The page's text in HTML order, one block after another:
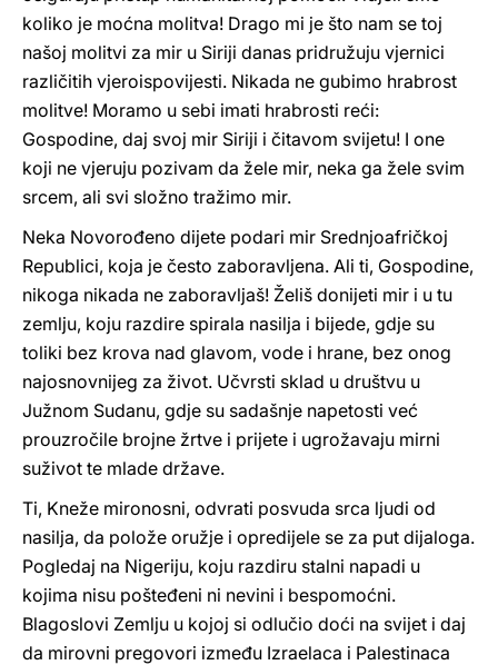
koliko je moćna molitva! Drago mi je što nam se toj
našoj molitvi za mir u Siriji danas pridružuju vjernici
različitih vjeroispovijesti. Nikada ne gubimo hrabrost
molitve! Moramo u sebi imati hrabrosti reći:
Gospodine, daj svoj mir Siriji i čitavom svijetu! I one
koji ne vjeruju pozivam da žele mir, neka ga žele svim
srcem, ali svi složno tražimo mir.
Neka Novorođeno dijete podari mir Srednjoafričkoj
Republici, koja je često zaboravljena. Ali ti, Gospodine,
nikoga nikada ne zaboravljaš! Želiš donijeti mir i u tu
zemlju, koju razdire spirala nasilja i bijede, gdje su
toliki bez krova nad glavom, vode i hrane, bez onog
najosnovnijeg za život. Učvrsti sklad u društvu u
Južnom Sudanu, gdje su sadašnje napetosti već
prouzročile brojne žrtve i prijete i ugrožavaju mirni
suživot te mlade države.
Ti, Kneže mironosni, odvrati posvuda srca ljudi od
nasilja, da polože oružje i opredijele se za put dijaloga.
Pogledaj na Nigeriju, koju razdiru stalni napadi u
kojima nisu pošteđeni ni nevini i bespomoćni.
Blagoslovi Zemlju u kojoj si odlučio doći na svijet i daj
da mirovni pregovori između Izraelaca i Palestinaca